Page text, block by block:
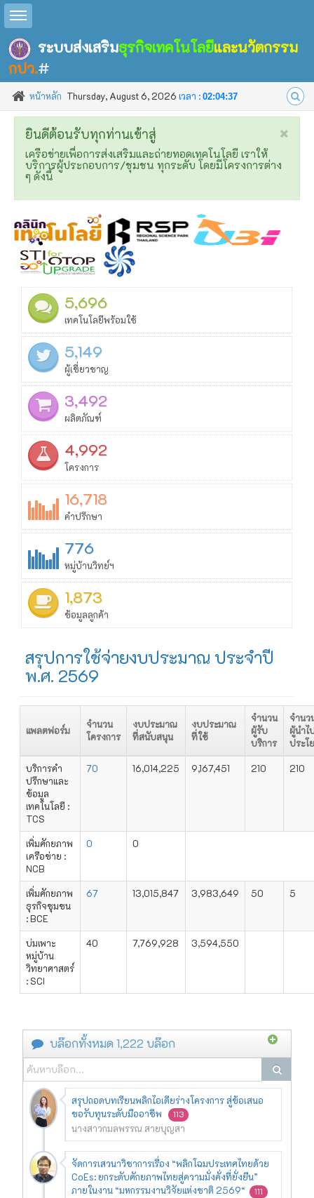
Toggle sidebar
ระบบส่งเสริมธุรกิจเทคโนโลยีและนวัตกรรม
กปว.#
หน้าหลัก Thursday, August 6, 2026 เวลา : 02:04:37
ยินดีต้อนรับทุกท่านเข้าสู่
เครือข่ายเพื่อการส่งเสริมและถ่ายทอดเทคโนโลยี เราให้
บริการผู้ประกอบการ/ชุมชน ทุกระดับ โดยมีโครงการต่าง
ๆ ดังนี้
5,696
เทคโนโลยีพร้อมใช้
5,149
ผู้เชี่ยวชาญ
3,492
ผลิตภัณฑ์
4,992
โครงการ
16,718
คำปรึกษา
776
หมู่บ้านวิทย์ฯ
1,873
ข้อมูลลูกค้า
สรุปการใช้จ่ายงบประมาณ ประจำปี
พ.ศ. 2569
แพลตฟอร์ม
จำนวน
โครงการ
งบประมาณ
ที่สนับสนุน
งบประมาณ
ที่ใช้
จำนวน
ผู้รับ
บริการ
จำนว
ผู้นำไ
ประโ
บริการคำ
ปรึกษาและ
ข้อมูล
เทคโนโลยี :
TCS
70 16,014,225 9,167,451 210 210
เพิ่มศักยภาพ
เครือข่าย :
NCB
0 0
เพิ่มศักยภาพ
ธุรกิจชุมชน
: BCE
67 13,015,847 3,983,649 50 5
บ่มเพาะ
หมู่บ้าน
วิทยาศาสตร์
: SCI
40 7,769,928 3,594,550
บล๊อกทั้งหมด 1,222 บล๊อก
สรุปถอดบทเรียนพลิกไอเดียร่างโครงการ สู่ข้อเสนอ
ขอรับทุนระดับมืออาชีพ
113
นางสาวกมลพรรณ สายบุญสา
จัดการเสวนาวิชาการเรื่อง “พลิกโฉมประเทศไทยด้วย
CoEs: ยกระดับศักยภาพไทยสู่ความมั่งคั่งที่ยั่งยืน”
ภายในงาน “มหกรรมงานวิจัยแห่งชาติ 2569“
111